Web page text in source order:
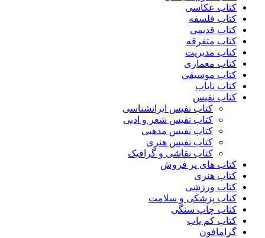
کتاب عکاسی
کتاب فلسفه
کتاب قدیمی
کتاب متفرقه
کتاب مدیریت
کتاب معماری
کتاب موسیقی
کتاب نایاب
کتاب نفیس
کتاب نفیس ایرانشناسی
کتاب نفیس شعر و ادبی
کتاب نفیس مذهبی
کتاب نفیس هنری
کتاب نقاشی و گرافیک
کتاب های پر فروش
کتاب هنری
کتاب ورزشی
کتاب پزشکی و سلامت
کتاب چاپ سنگی
کتاب کم یاب
گرامافون